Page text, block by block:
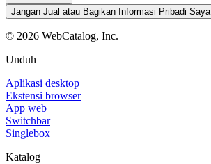
Jangan Jual atau Bagikan Informasi Pribadi Saya
© 2026 WebCatalog, Inc.
Unduh
Aplikasi desktop
Ekstensi browser
App web
Switchbar
Singlebox
Katalog